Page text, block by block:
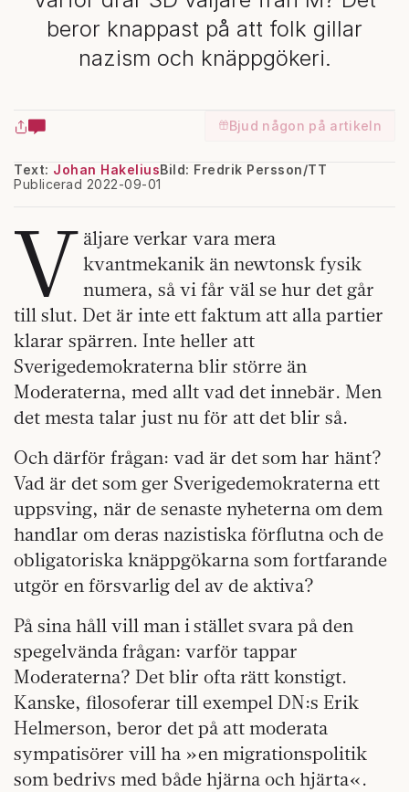
beror knappast på att folk gillar
nazism och knäppgökeri.
Bjud någon på artikeln
Text: Johan Hakelius
Publicerad 2022-09-01
Bild: Fredrik Persson/TT
V äljare verkar vara mera
kvantmekanik än newtonsk fysik
numera, så vi får väl se hur det går
till slut. Det är inte ett faktum att alla partier
klarar spärren. Inte heller att
Sverigedemokraterna blir större än
Moderaterna, med allt vad det innebär. Men
det mesta talar just nu för att det blir så.
Och därför frågan: vad är det som har hänt?
Vad är det som ger Sverigedemokraterna ett
uppsving, när de senaste nyheterna om dem
handlar om deras nazistiska förflutna och de
obligatoriska knäppgökarna som fortfarande
utgör en försvarlig del av de aktiva?
På sina håll vill man i stället svara på den
spegelvända frågan: varför tappar
Moderaterna? Det blir ofta rätt konstigt.
Kanske, filosoferar till exempel DN:s Erik
Helmerson, beror det på att moderata
sympatisörer vill ha »en migrationspolitik
som bedrivs med både hjärna och hjärta«.